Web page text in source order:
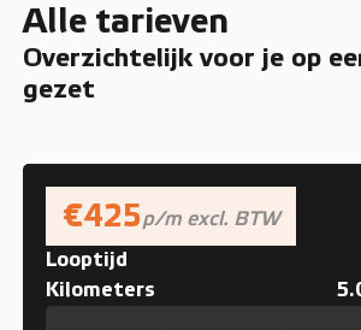
Alle tarieven
Overzichtelijk voor je op
gezet
€425p/m excl. BTW
Looptijd
Kilometers